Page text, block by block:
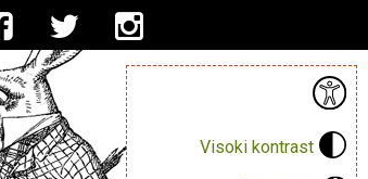
Visoki kontrast